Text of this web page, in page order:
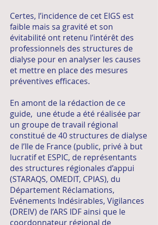
Certes, l’incidence de cet EIGS est
faible mais sa gravité et son
évitabilité ont retenu l’intérêt des
professionnels des structures de
dialyse pour en analyser les causes
et mettre en place des mesures
préventives efficaces.
En amont de la rédaction de ce
guide, une étude a été réalisée par
un groupe de travail régional
constitué de 40 structures de dialyse
de l’Ile de France (public, privé à but
lucratif et ESPIC, de représentants
des structures régionales d’appui
(STARAQS, OMEDIT, CPIAS), du
Département Réclamations,
Evénements Indésirables, Vigilances
(DREIV) de l’ARS IDF ainsi que le
coordonnateur régional de